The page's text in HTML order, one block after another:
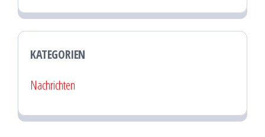
KATEGORIEN
Nachrichten